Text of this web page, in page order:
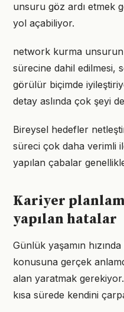
unsuru göz ardı etmek
yol açabiliyor.
network kurma
sürecine dahil edilmesi,
görülür biçimde
detay aslında çok şeyi
Bireysel hedefler
süreci çok daha verimli
yapılan çabalar
Kariyer
yapılan hatalar
Günlük yaşamın
konusuna gerçek
alan yaratmak gerekiyor.
kısa sürede kendini